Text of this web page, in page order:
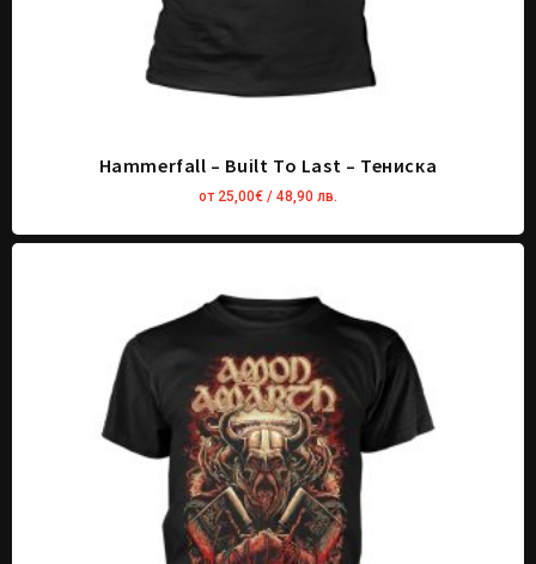
Hammerfall – Built To Last – Тениска
от 25,00€ / 48,90 лв.